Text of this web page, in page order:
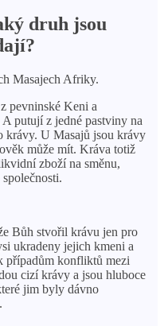
druh jsou
Masajech Afriky.
pevninské Keni a
putují z jedné pastviny na
krávy. U Masajů jsou krávy
může mít. Kráva totiž
zboží na směnu,
Bůh stvořil krávu jen pro
ukradeny jejich kmeni a
případům konfliktů mezi
cizí krávy a jsou hluboce
jim byly dávno